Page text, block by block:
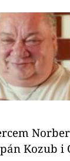
Kozub i